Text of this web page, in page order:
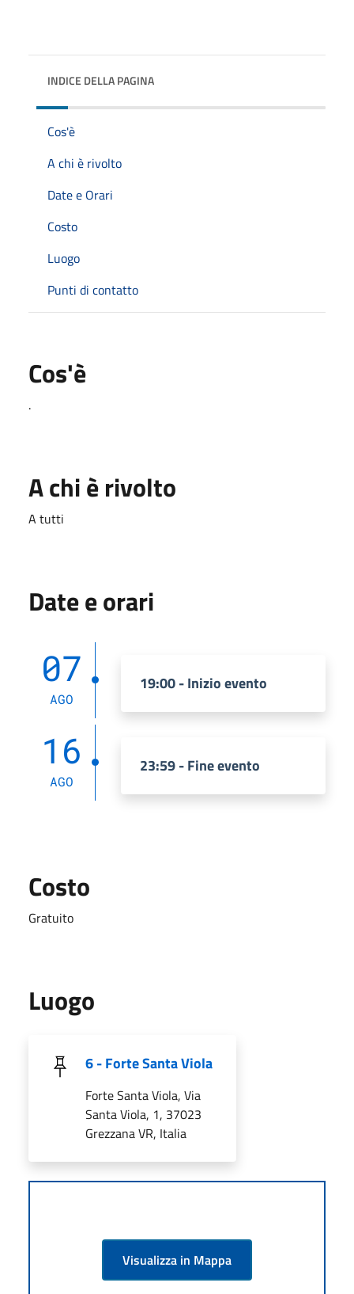
INDICE DELLA PAGINA
Cos'è
A chi è rivolto
Date e Orari
Costo
Luogo
Punti di contatto
Cos'è
.
A chi è rivolto
A tutti
Date e orari
07
AGO
19:00 - Inizio evento
16
AGO
23:59 - Fine evento
Costo
Gratuito
Luogo
6 - Forte Santa Viola
Forte Santa Viola, Via
Santa Viola, 1, 37023
Grezzana VR, Italia
Visualizza in Mappa